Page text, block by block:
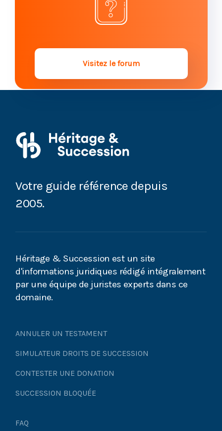
Visitez le forum
Votre guide référence depuis
2005.
Héritage & Succession est un site
d'informations juridiques rédigé intégralement
par une équipe de juristes experts dans ce
domaine.
ANNULER UN TESTAMENT
SIMULATEUR DROITS DE SUCCESSION
CONTESTER UNE DONATION
SUCCESSION BLOQUÉE
FAQ